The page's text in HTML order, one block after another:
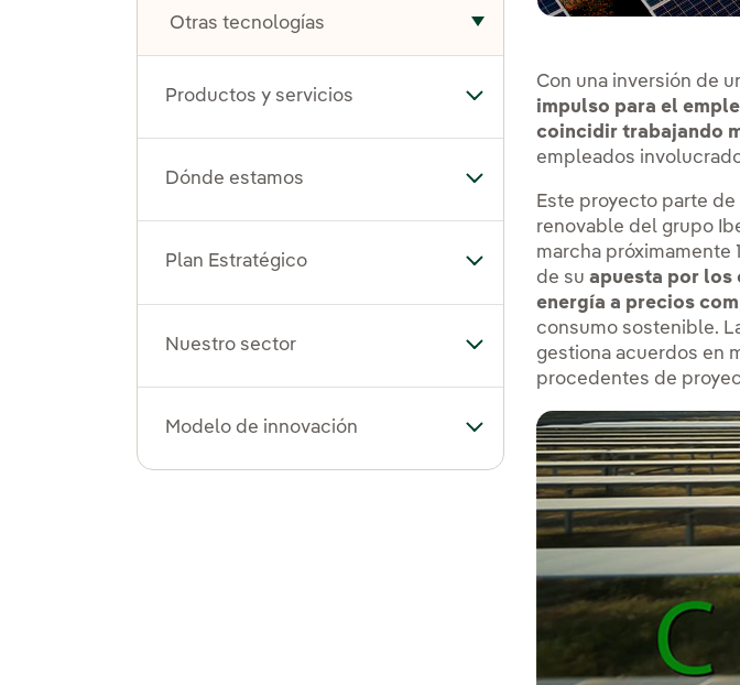
Otras tecnologías
Productos y servicios Alternar el submenú para
Dónde estamos Alternar el submenú para
Plan Estratégico Alternar el submenú para Plan
Nuestro sector Alternar el submenú para
Modelo de innovación Alternar el submenú para
Con una inversión de
impulso para el
coincidir trabajando
empleados
Este proyecto parte
renovable del grupo
marcha próximamente
de suapuesta por los
energía a precios
consumo sostenible.
gestiona acuerdos en
procedentes de